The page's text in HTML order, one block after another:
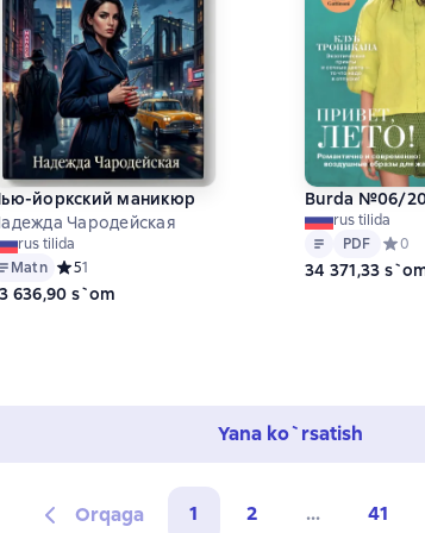
йоркский маникюр
Чародейская
rus tilida
Matn Средний рейтинг 5 на основе 1 оценок
51
636,90 s`om
Burda №06/
rus tilida
Matn
PDF
PDF 0
34 371,33
Yana ko`rsatish
Orqaga 1 2 ... 41